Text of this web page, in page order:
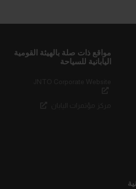
مواقع ذات صلة بالهيئة القومية
اليابانية للسياحة